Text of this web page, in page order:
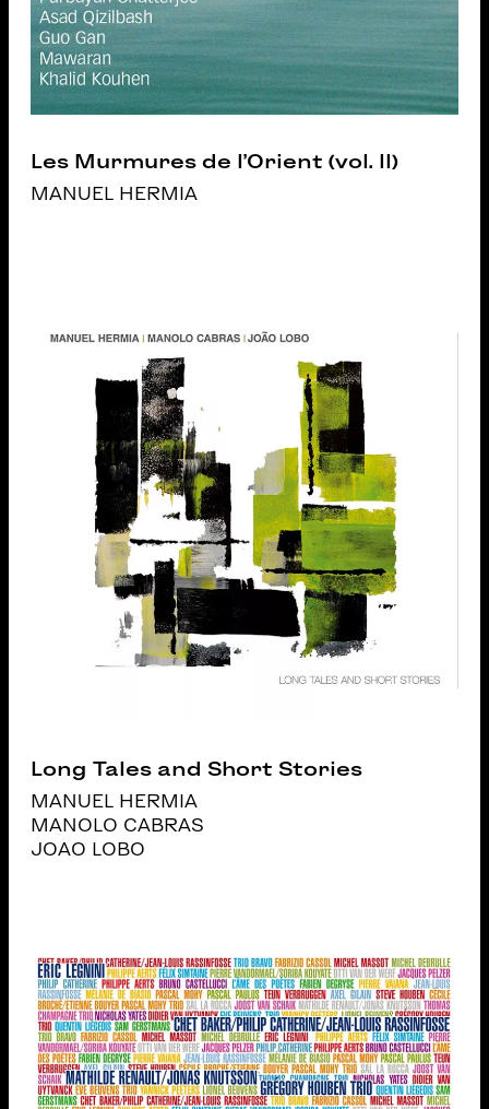
Les Murmures de l’Orient (vol. II)
MANUEL HERMIA
Long Tales and Short Stories
MANUEL HERMIA
MANOLO CABRAS
JOAO LOBO